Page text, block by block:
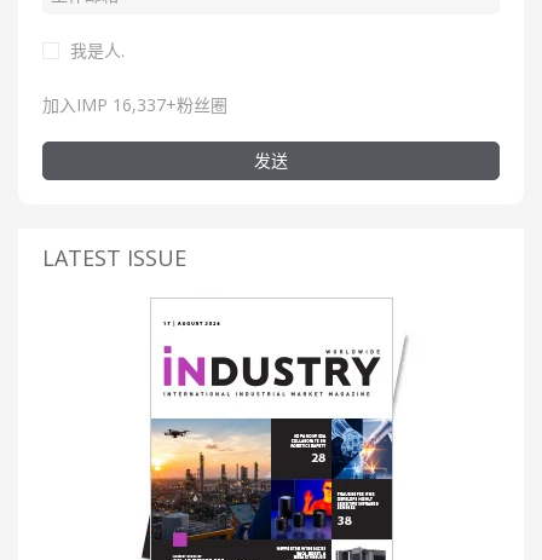
我是人.
加入IMP 16,337+粉丝圈
发送
LATEST ISSUE